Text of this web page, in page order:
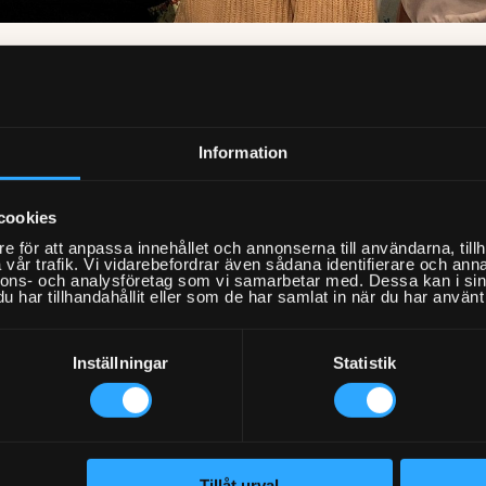
Information
för att anpassa innehållet och annonserna till användarna,
trafik. Vi vidarebefordrar även sådana identifierare och
och analysföretag som vi samarbetar med. Dessa kan i
har tillhandahållit eller som de har samlat in när du har använt
Inställningar Statistik
Louise, Denise och Tuva! Jättekul att ni kommer till oss i
och uppdrag. Hos oss kommer ni utveckla och utvecklas
öset här är fantastiskt och energigivande utan även att
våra genuina Fixare och få ynnesten att ta emot all positiv
eller får tips av en tidigare kund är varje kundmöte lika viktigt
kommer ni skolas in i kundservice långt över standard.
fortsätter att växa med tvåsiffriga tillväxttal på